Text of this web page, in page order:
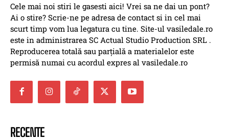
Cele mai noi stiri le gasesti aici! Vrei sa ne dai un pont?
Ai o stire? Scrie-ne pe adresa de contact si in cel mai
scurt timp vom lua legatura cu tine. Site-ul vasiledale.ro
este in administrarea SC Actual Studio Production SRL .
Reproducerea totală sau parțială a materialelor este
permisă numai cu acordul expres al vasiledale.ro
RECENTE